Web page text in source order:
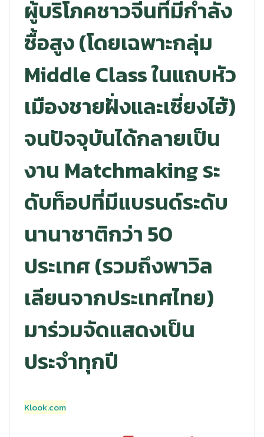
ผู้บริโภคชาวจีนที่มีกำลัง
ซื้อสูง (โดยเฉพาะกลุ่ม
Middle Class ในแถบหัว
เมืองชายฝั่งและเซี่ยงไฮ้)
จนปัจจุบันได้กลายเป็น
งาน Matchmaking ระ
ดับท็อปที่มีแบรนด์ระดับ
นานาชาติกว่า 50
ประเทศ (รวมถึงพาวิล
เลียนจากประเทศไทย)
มาร่วมจัดแสดงเป็น
ประจำทุกปี
Klook.com